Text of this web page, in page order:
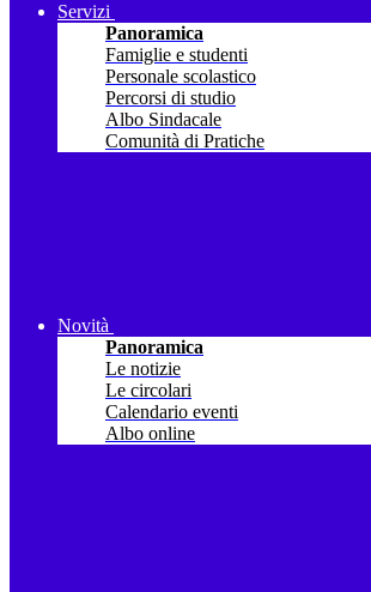
Servizi
Panoramica
Famiglie e studenti
Personale scolastico
Percorsi di studio
Albo Sindacale
Comunità di Pratiche
Novità
Panoramica
Le notizie
Le circolari
Calendario eventi
Albo online